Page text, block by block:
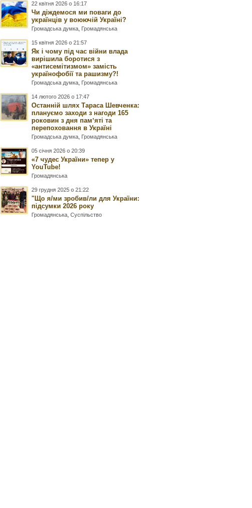
22 квітня 2026 о 16:17
Чи діждемося ми поваги до
українців у воюючій Україні?
Громадська думка Громадянська
15 квітня 2026 о 21:57
Як і чому під час війни влада
вирішила боротися з
«антисемітизмом» замість
українофобії та рашизму?!
Громадська думка Громадянська
14 лютого 2026 о 17:47
Останній шлях Тараса Шевченка:
плануємо заходи з нагоди 165
роковин з дня памʼяті та
перепоховання в Україні
Громадська думка Громадянська
05 січня 2026 о 20:39
«7 чудес України» тепер у
YouTube!
Громадянська
29 грудня 2025 о 21:22
"Що я/ми зробив/ли для України:
підсумки 2026 року
Громадянська ,Суспільство